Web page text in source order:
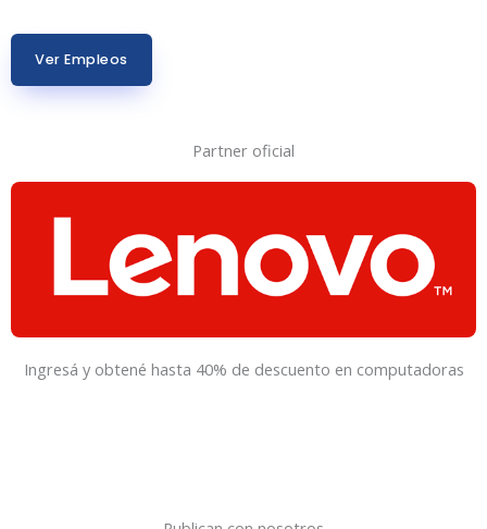
Ver Empleos
Partner oficial
Ingresá y obtené hasta 40% de descuento en computadoras